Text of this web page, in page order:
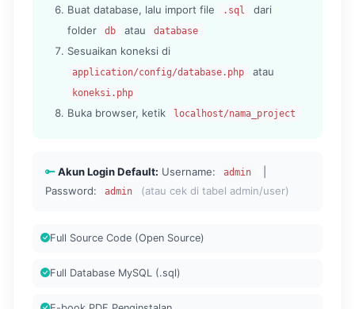
Buat database, lalu import file .sql
dari
folder
db atau database
Sesuaikan koneksi di
application/config/database.php atau
koneksi.php
Buka browser, ketik localhost/nama_project
Akun Login Default: Username: admin
Password:
admin (atau cek di tabel admin/user)
Full Source Code (Open Source)
Full Database MySQL (.sql)